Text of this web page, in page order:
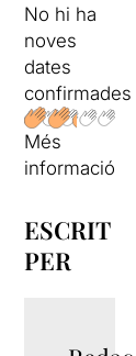
No hi ha
noves
dates
confirmades
Més
informació
ESCRIT
PER